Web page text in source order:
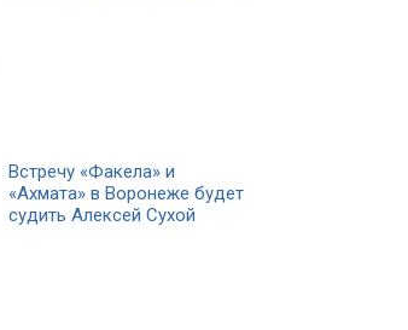
Встречу «Факела» и
«Ахмата» в Воронеже будет
судить Алексей Сухой